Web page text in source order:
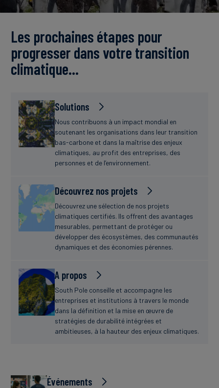
Les prochaines étapes pour
progresser dans votre transition
climatique…
Solutions
Nous contribuons à un impact mondial en
soutenant les organisations dans leur transition
bas-carbone et dans la maîtrise des enjeux
climatiques, au profit des entreprises, des
personnes et de l’environnement.
Découvrez nos projets
Découvrez une sélection de nos projets
climatiques certifiés. Ils offrent des avantages
mesurables, permettant de protéger ou
développer des écosystèmes, des communautés
dynamiques et des économies pérennes.
A propos
South Pole conseille et accompagne les
entreprises et institutions à travers le monde
dans la définition et la mise en œuvre de
stratégies de durabilité intégrées et
ambitieuses, à la hauteur des enjeux climatiques.
Événements